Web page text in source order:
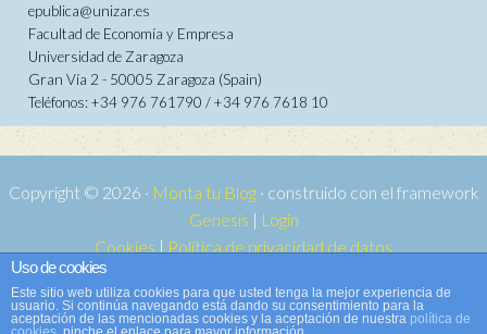
epublica@unizar.es
Facultad de Economía y Empresa
Universidad de Zaragoza
Gran Vía 2 - 50005 Zaragoza (Spain)
Teléfonos: +34 976 761790 / +34 976 7618 10
Copyright © 2026 · Monta tu Blog· construido con el framework
Genesis | Login
Cookies | Política de privacidad de datos
Copyright © 2026 ·
WordPress·Acceder
Uso de cookies
Este sitio web utiliza cookies para que usted tenga la mejor experiencia de
usuario. Si continúa navegando está dando su consentimiento para la
aceptación de las mencionadas cookies y la aceptación de nuestra política de